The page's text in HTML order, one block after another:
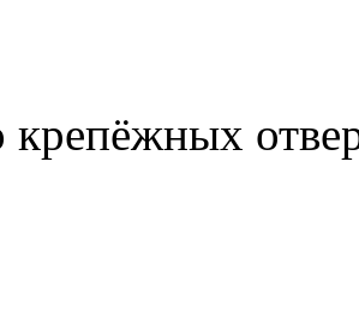
крепёжных